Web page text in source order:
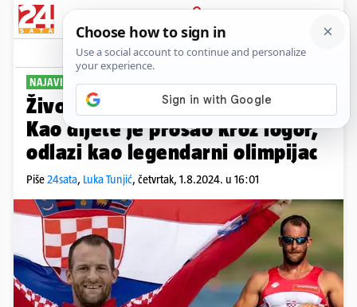
PRIJAVA
Sport Komentari
NAJAVIO KRAJ KARIJERE
Životna priča Damira Martina:
Kao dijete je prošao kroz logor,
odlazi kao legendarni olimpijac
Piše24sata, Luka Tunjić, četvrtak, 1.8.2024. u 16:01